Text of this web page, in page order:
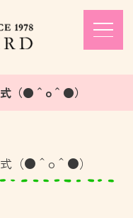
（●＾o＾●）
（●＾o＾●）